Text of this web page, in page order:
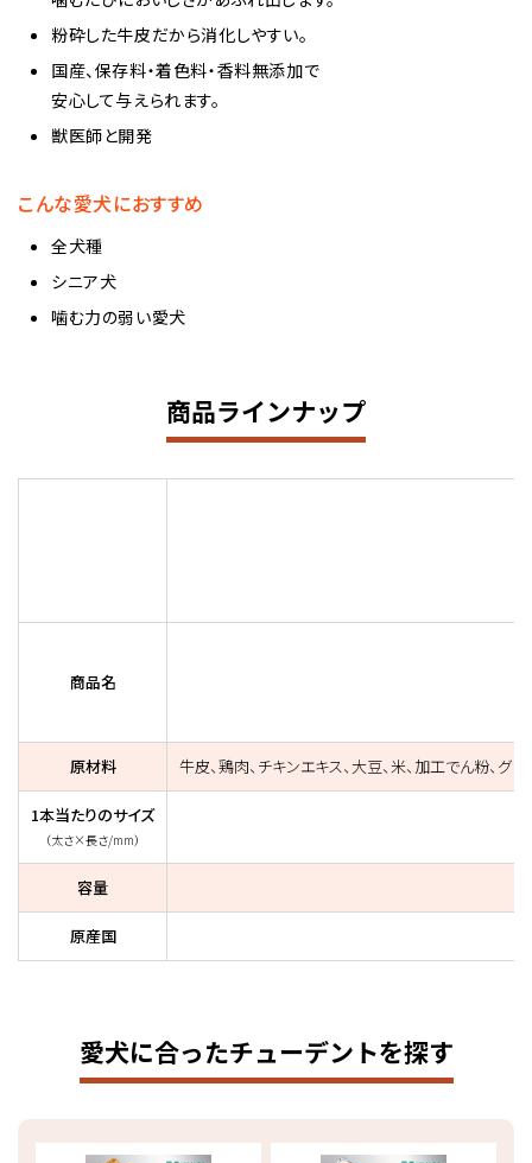
粉砕した牛皮だから消化しやすい。
国産、保存料・着色料・香料無添加で
安心して与えられます。
獣医師と開発
こんな愛犬におすすめ
全犬種
シニア犬
噛む力の弱い愛犬
商品ラインナップ
商品名
原材料 牛皮、鶏肉、チキンエキス、大豆、米、加工でん粉、グ
1本当たりのサイズ
（太さ×長さ/mm）
容量
原産国
愛犬に合ったチューデントを探す